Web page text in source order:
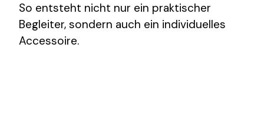
So entsteht nicht nur ein praktischer
Begleiter, sondern auch ein individuelles
Accessoire.